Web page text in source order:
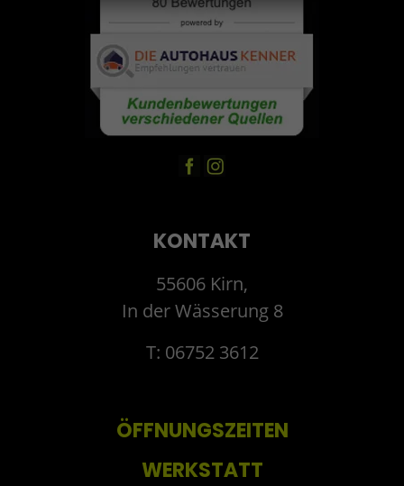
KONTAKT
55606 Kirn,
In der Wässerung 8
T: 06752 3612
ÖFFNUNGSZEITEN
WERKSTATT